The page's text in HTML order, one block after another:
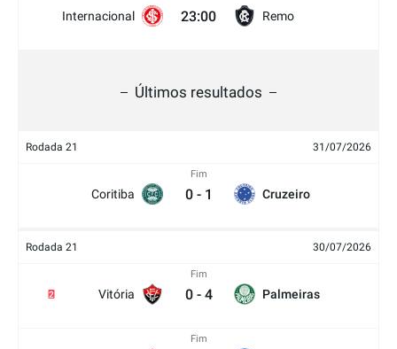
Internacional 23:00 Remo
Últimos resultados
Rodada 21 31/07/2026
Coritiba
Fim
0 - 1 Cruzeiro
Rodada 21 30/07/2026
Vitória
2
Fim
0 - 4 Palmeiras
Fim